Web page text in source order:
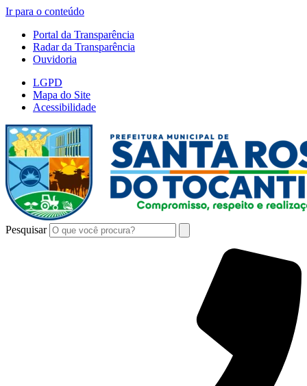
Ir para o conteúdo
Portal da Transparência
Radar da Transparência
Ouvidoria
LGPD
Mapa do Site
Acessibilidade
Pesquisar